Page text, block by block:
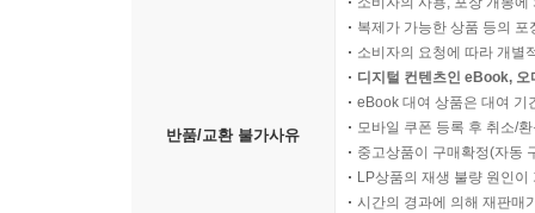
반품/교환 불가사유
복제가 가능한 상품 등의
소비자의 요청에 따라 개별
디지털 컨텐츠인 eBook,
eBook 대여 상품은 대여 기
모바일 쿠폰 등록 후 취소/
중고상품이 구매확정(자동
LP상품의 재생 불량 원인
시간의 경과에 의해 재판매